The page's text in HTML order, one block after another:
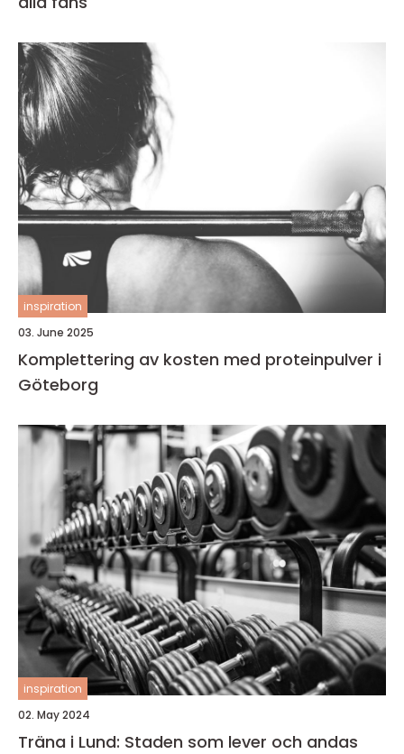
inspiration
03. June 2025
Komplettering av kosten med proteinpulver i
Göteborg
inspiration
02. May 2024
Träna i Lund: Staden som lever och andas